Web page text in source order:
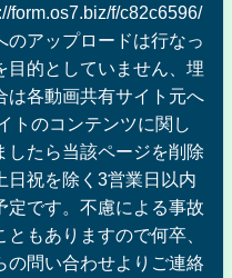
form.os7.biz/f/c82c6596/
のアップロードは行なっ
目的としていません、埋
は各動画共有サイト元へ
トのコンテンツに関し
したら当該ページを削除
日祝を除く3営業日以内
定です。不慮による事故
もありますので何卒、
の問い合わせよりご連絡